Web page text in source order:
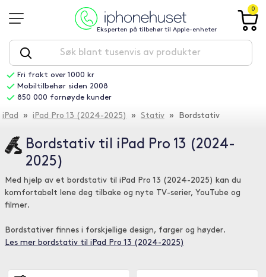
Eksperten på tilbehør til Apple-enheter
0
Fri frakt over 1000 kr
Mobiltilbehør siden 2008
850 000 fornøyde kunder
iPad » iPad Pro 13 (2024-2025) » Stativ » Bordstativ
Bordstativ til iPad Pro 13 (2024-
2025)
Med hjelp av et bordstativ til iPad Pro 13 (2024-2025) kan du
komfortabelt lene deg tilbake og nyte TV-serier, YouTube og
filmer.
Bordstativer finnes i forskjellige design, farger og høyder.
Les mer bordstativ til iPad Pro 13 (2024-2025)